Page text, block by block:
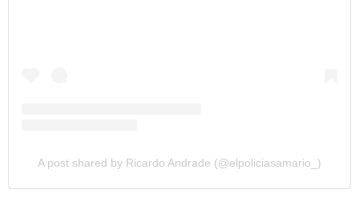
A post shared by Ricardo Andrade (@elpoliciasamario_)